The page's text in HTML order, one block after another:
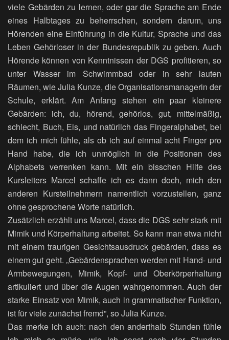
viele Gebärden zu lernen, oder gar die Sprache am Ende
eines Halbtages zu beherrschen, sondern darum, uns
Hörenden eine Einführung in die Kultur, Sprache und das
Leben Gehörloser in der Bundesrepublik zu geben. Auch
Hörende können von Kenntnissen der DGS profitieren, so
unter Wasser im Schwimmbad oder in sehr lauten
Räumen, wie Julia Kunze, die Organisationsmanagerin der
Schule, erklärt. Am Anfang stehen ein paar kleinere
Gebärden: ich, du, hörend, gehörlos, gut, mittelmäßig,
schlecht, Buch, Eis, und natürlich das Fingeralphabet, bei
dem ich mich fühle, als ob ich auf einmal acht Finger pro
Hand habe, die ich unmöglich in die Positionen des
Alphabets verrenken kann. Mit ein bisschen Hilfe des
Kursleiters Marcel schaffe ich es dann doch, mich den
anderen Kursteilnehmern namentlich vorzustellen, ganz
ohne gesprochene Worte natürlich.
Zusätzlich erzählt uns Marcel, dass die DGS sehr stark mit
Mimik und Körperhaltung arbeitet. So kann man etwa nicht
mit einem traurigen Gesichtsausdruck gebärden, dass es
einem gut geht. „Gebärdensprachen werden mit Hand- und
Armbewegungen, Mimik, Kopf- und Oberkörperhaltung
artikuliert und über die Augen wahrgenommen. Auch der
starke Einsatz von Mimik, auch in grammatischer Funktion,
ist für viele zunächst fremd”, so Julia Kunze.
Das merke ich auch: nach den anderthalb Stunden fühle